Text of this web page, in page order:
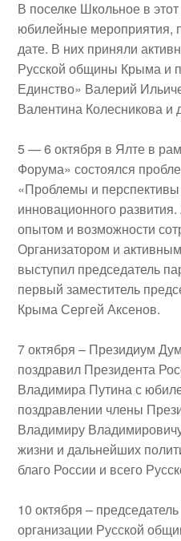
В поселке Школьное в
юбилейные мероприятия,
дате. В них приняли
Русской общины Крыма и
Единство» Валерий
Валентина Колесникова и
5 — 6 октября в Ялте в
Форума» состоялся
«Проблемы и перспективы
инновационного
опытом и возможности
Организатором и
выступил председатель
первый заместитель
КрымаСергей Аксенов.
7 октября – Президиум
поздравил Президента
Владимира Путинас
поздравлении члены
Владимиру
жизни и дальнейших
благо России и всего
10 октября – председатель
организации Русской